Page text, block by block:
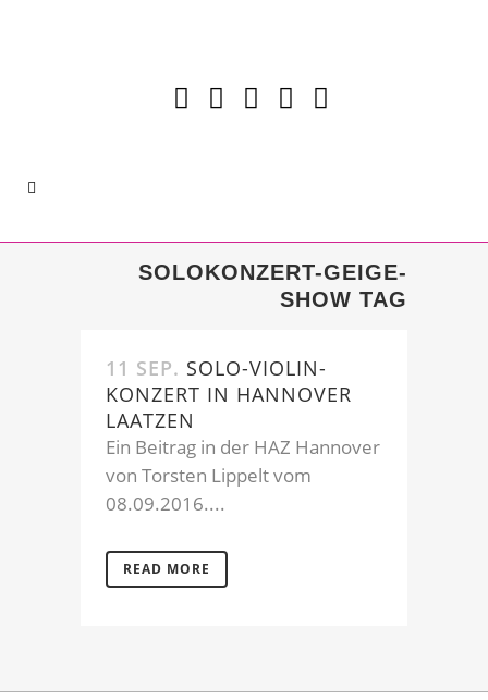
SOLOKONZERT-GEIGE-
SHOW TAG
11 SEP. SOLO-VIOLIN-
KONZERT IN HANNOVER
LAATZEN
Ein Beitrag in der HAZ Hannover
von Torsten Lippelt vom
08.09.2016....
READ MORE